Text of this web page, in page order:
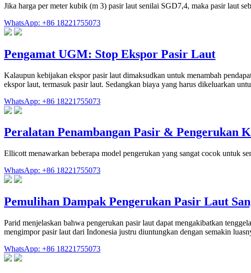
Jika harga per meter kubik (m 3) pasir laut senilai SGD7,4, maka pasir laut
WhatsApp: +86 18221755073
Pengamat UGM: Stop Ekspor Pasir Laut
Kalaupun kebijakan ekspor pasir laut dimaksudkan untuk menambah
ekspor laut, termasuk pasir laut. Sedangkan biaya yang harus dikeluarkan
WhatsApp: +86 18221755073
Peralatan Penambangan Pasir & Pengerukan
Ellicott menawarkan beberapa model pengerukan yang sangat cocok untuk
WhatsApp: +86 18221755073
Pemulihan Dampak Pengerukan Pasir Laut
Parid menjelaskan bahwa pengerukan pasir laut dapat mengakibatkan
mengimpor pasir laut dari Indonesia justru diuntungkan dengan semakin
WhatsApp: +86 18221755073